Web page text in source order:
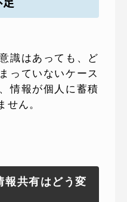
識はあっても、ど
っていないケース
情報が個人に蓄積
せん。
報共有はどう変